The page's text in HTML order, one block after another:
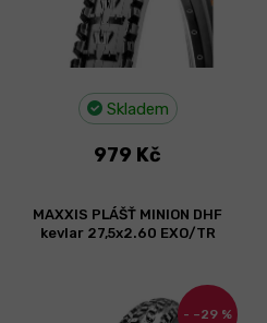
Skladem
979 Kč
–29 %
MAXXIS PLÁŠŤ MINION DHF
kevlar 27,5x2.60 EXO/TR